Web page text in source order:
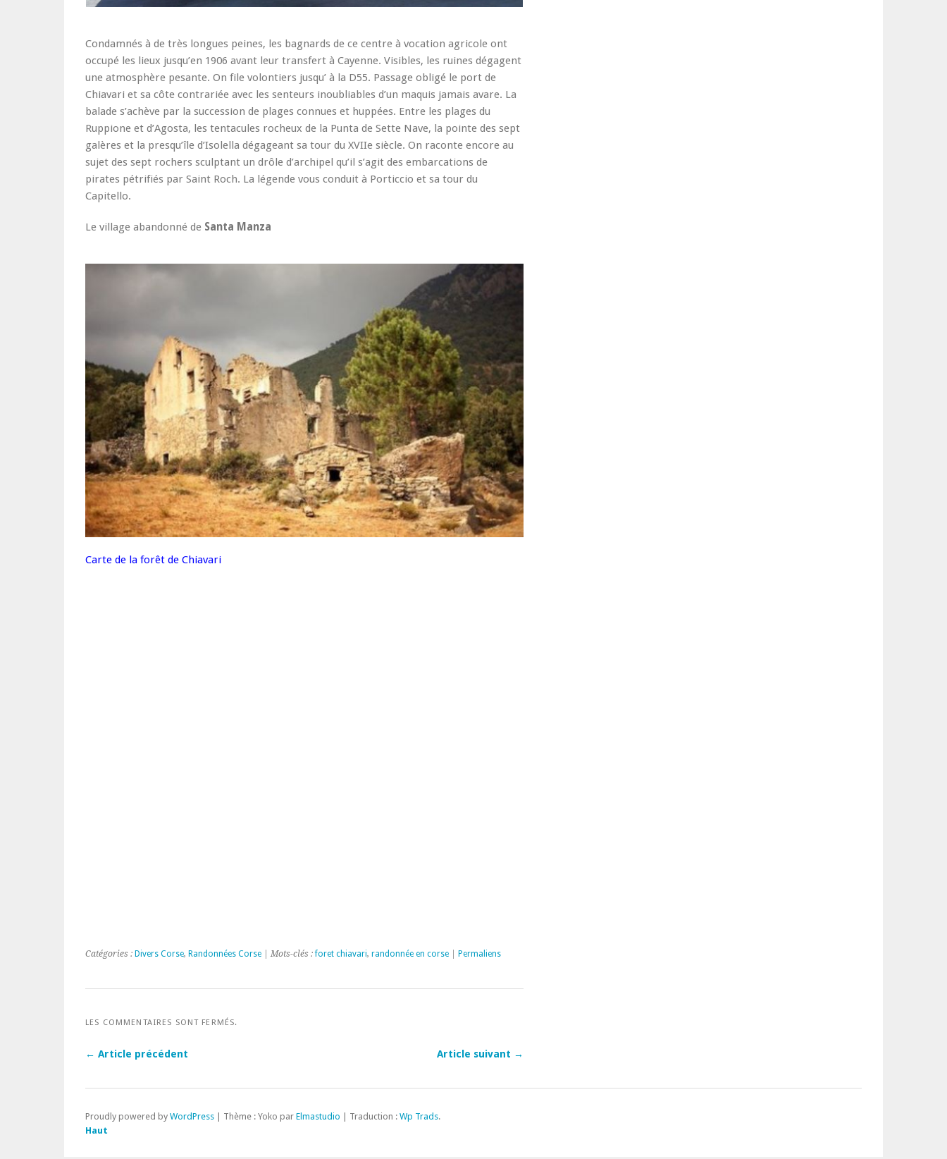
Condamnés à de très longues peines, les bagnards de ce centre à vocation agricole ont
occupé les lieux jusqu’en 1906 avant leur transfert à Cayenne. Visibles, les ruines dégagent
une atmosphère pesante. On file volontiers jusqu’ à la D55. Passage obligé le port de
Chiavari et sa côte contrariée avec les senteurs inoubliables d’un maquis jamais avare. La
balade s’achève par la succession de plages connues et huppées. Entre les plages du
Ruppione et d’Agosta, les tentacules rocheux de la Punta de Sette Nave, la pointe des sept
galères et la presqu’île d’Isolella dégageant sa tour du XVIIe siècle. On raconte encore au
sujet des sept rochers sculptant un drôle d’archipel qu’il s’agit des embarcations de
pirates pétrifiés par Saint Roch. La légende vous conduit à Porticcio et sa tour du
Capitello.
Le village abandonné de Santa Manza
Carte de la forêt de Chiavari
Catégories : Divers Corse, Randonnées Corse | Mots-clés :foret chiavari, randonnée en corse Permaliens
LES COMMENTAIRES SONT FERMÉS.
← Article précédent Article suivant →
Proudly powered by WordPress Thème : Yoko par Elmastudio | Traduction : Wp Trads.
Haut